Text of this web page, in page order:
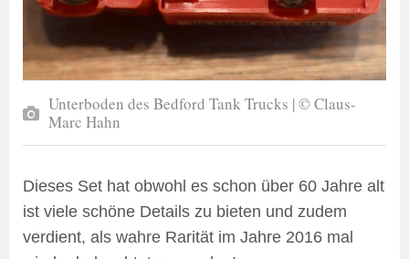
Unterboden des Bedford Tank Trucks | © Claus-
Marc Hahn
Dieses Set hat obwohl es schon über 60 Jahre alt
ist viele schöne Details zu bieten und zudem
verdient, als wahre Rarität im Jahre 2016 mal